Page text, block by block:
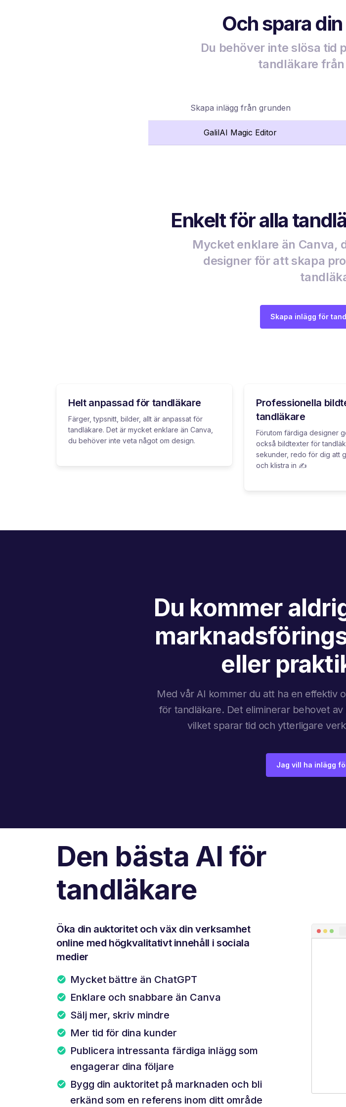
Och spara
Du behöver inte slösa tid
tandläkare från
Skapa inlägg från grunden
GalilAI Magic Editor
Enkelt för alla
Mycket enklare än Canva,
designer för att skapa
Skapa inlägg för
Helt anpassad för tandläkare
Färger, typsnitt, bilder, allt är anpassat för
tandläkare. Det är mycket enklare än Canva,
du behöver inte veta något om design.
Professionella
tandläkare
Förutom färdiga designer
också bildtexter för
sekunder, redo för dig att
och klistra in ✍️
Du kommer
eller
Med vår AI kommer du att ha en effektiv
för tandläkare. Det eliminerar behovet
vilket sparar tid och ytterligare
Jag vill ha inlägg
Den bästa AI för
tandläkare
Öka din auktoritet och väx din verksamhet
online med högkvalitativt innehåll i sociala
medier
Mycket bättre än ChatGPT
Enklare och snabbare än Canva
Sälj mer, skriv mindre
Mer tid för dina kunder
Publicera intressanta färdiga inlägg som
engagerar dina följare
Bygg din auktoritet på marknaden och bli
erkänd som en referens inom ditt område